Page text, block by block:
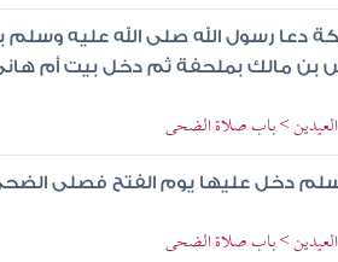
دعا رسول الله صلى الله عليه وسلم
بن مالك بملحفة ثم دخل بيت أم
العيدين > باب صلاة الضحى
وسلم دخل عليها يوم الفتح فصلى
العيدين > باب صلاة الضحى